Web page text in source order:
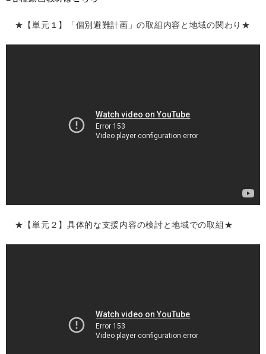
★【単元１】「個別避難計画」の取組内容と地域の関わり★
★【単元２】具体的な支援内容の検討と地域での取組★